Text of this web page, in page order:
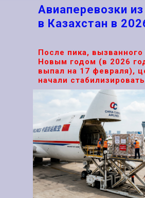
Авиаперевозки
в Казахстан в
После пика, вызванного
Новым годом (в 2026
выпал на 17 февраля),
начали